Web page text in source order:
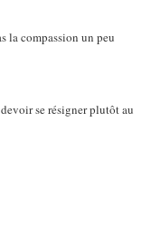
la compassion un peu
se résigner plutôt au